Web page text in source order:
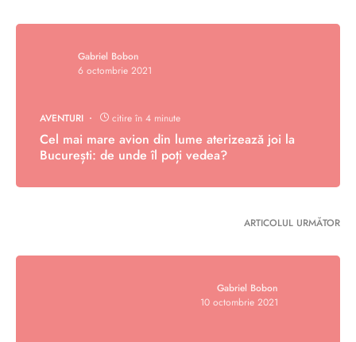
Gabriel Bobon
6 octombrie 2021
AVENTURI citire în 4 minute
Cel mai mare avion din lume aterizează joi la
București: de unde îl poți vedea?
ARTICOLUL URMĂTOR
Gabriel Bobon
10 octombrie 2021